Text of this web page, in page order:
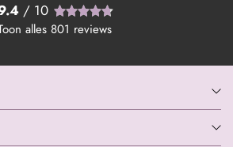
/ 10
alles 801 reviews